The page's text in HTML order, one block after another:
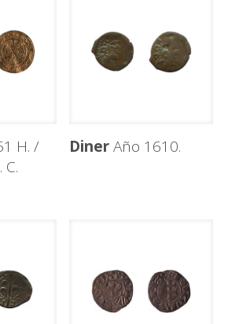
H. /
DinerAño 1610.